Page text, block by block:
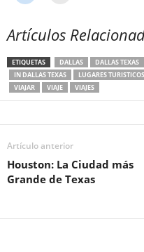
Artículos
ETIQUETAS DALLAS DALLAS TEXAS
IN DALLAS TEXAS
LUGARES
VIAJAR
VIAJE VIAJES
Artículo anterior
Houston: La Ciudad más
Grande de Texas